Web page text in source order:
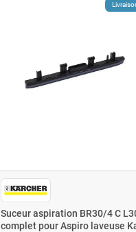
Suceur aspiration BR30/4 C
complet pour Aspiro laveuse